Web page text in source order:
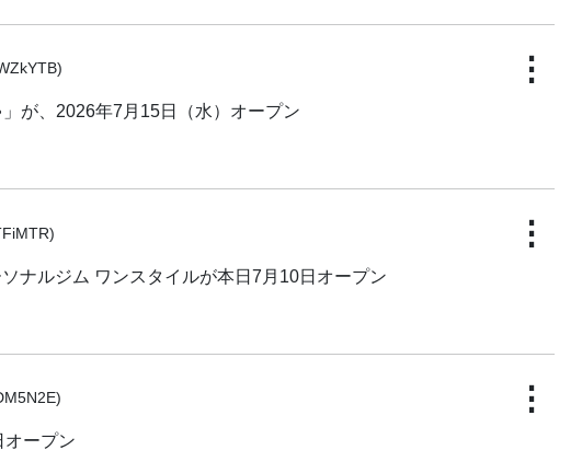
⋮
が、2026年7月15日（水）オープン
⋮
ナルジム ワンスタイルが本日7月10日オープン
⋮
オープン